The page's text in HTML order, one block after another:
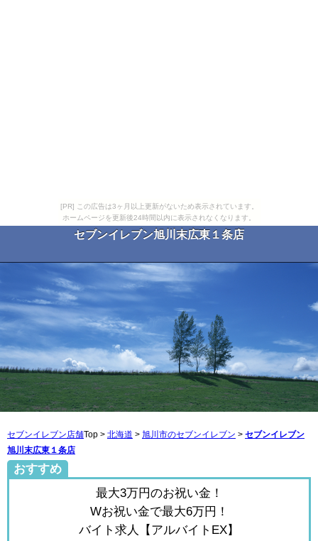
[PR] この広告は3ヶ月以上更新がないため表示されています。
ホームページを更新後24時間以内に表示されなくなります。
セブンイレブン旭川末広東１条店
セブンイレブン店舗Top > 北海道 > 旭川市のセブンイレブン > セブンイレブン
旭川末広東１条店
おすすめ
最大3万円のお祝い金！
Wお祝い金で最大6万円！
バイト求人【アルバイトEX】